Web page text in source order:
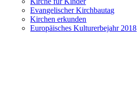
Evangelischer Kirchbautag
Kirchen erkunden
Europäisches Kulturerbejahr 2018